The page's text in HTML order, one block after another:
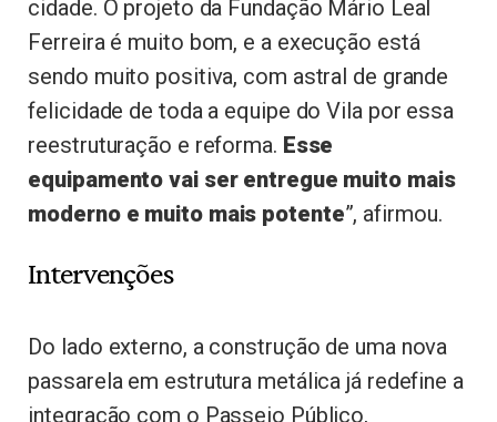
cidade. O projeto da Fundação Mário Leal
Ferreira é muito bom, e a execução está
sendo muito positiva, com astral de grande
felicidade de toda a equipe do Vila por essa
reestruturação e reforma. Esse
equipamento vai ser entregue muito mais
moderno e muito mais potente”, afirmou.
Intervenções
Do lado externo, a construção de uma nova
passarela em estrutura metálica já redefine a
integração com o Passeio Público,